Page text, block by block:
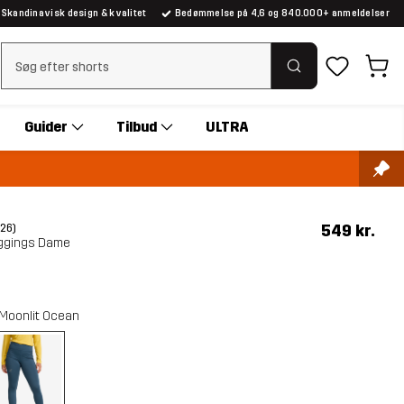
Skandinavisk design & kvalitet Bedømmelse på 4,6 og 840.000+ anmeldelser
Ryd søgning
Guider Tilbud ULTRA
Dame
549 kr.
Moonlit Ocean